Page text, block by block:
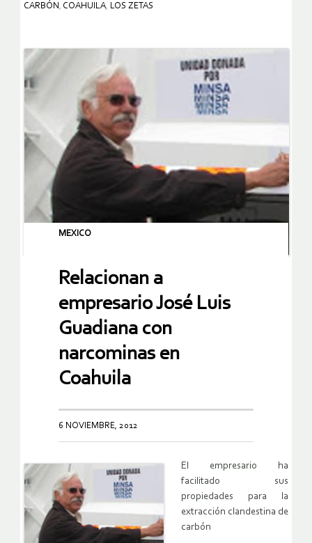
CARBÓN , COAHUILA, LOS ZETAS
MEXICO
Relacionan a
empresario José Luis
Guadiana con
narcominas en
Coahuila
6 NOVIEMBRE, 2012
El empresario ha
facilitado sus
propiedades para la
extracción clandestina de
carbón